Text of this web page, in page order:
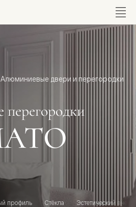
Алюминиевые двери и перегородки
профиль Стёкла Эстетический